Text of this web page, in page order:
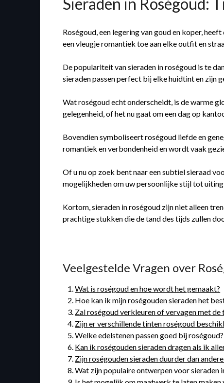
Roségoud, een legering van goud en koper,
een vleugje romantiek toe aan elke outfit en
De populariteit van sieraden in roségoud is te
sieraden passen perfect bij elke huidtint en zijn
Wat roségoud echt onderscheidt, is de warme
gelegenheid, of het nu gaat om een dag op
Bovendien symboliseert roségoud liefde en
romantiek en verbondenheid en wordt vaak
Of u nu op zoek bent naar een subtiel sieraad
mogelijkheden om uw persoonlijke stijl tot
Kortom, sieraden in roségoud zijn niet alleen
prachtige stukken die de tand des tijds zullen
Veelgestelde Vragen over
Wat is roségoud en hoe wordt het gemaakt?
Hoe kan ik mijn roségouden sieraden het
Zal roségoud verkleuren of vervagen met de
Zijn er verschillende tinten roségoud
Welke edelstenen passen goed bij roségoud?
Kan ik roségouden sieraden dragen als ik
Zijn roségouden sieraden duurder dan
Wat zijn populaire ontwerpen voor sieraden